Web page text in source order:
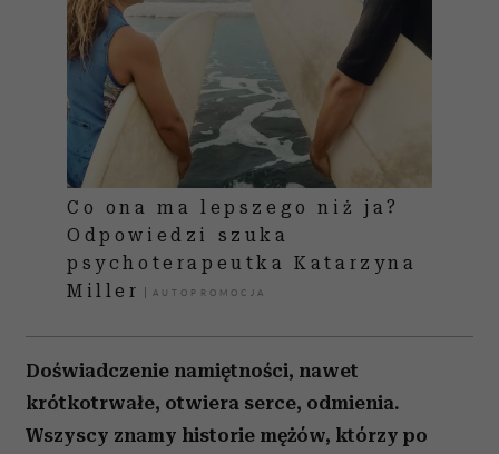
Co ona ma lepszego niż ja?
Odpowiedzi szuka
psychoterapeutka Katarzyna
Miller
Doświadczenie namiętności, nawet
krótkotrwałe, otwiera serce, odmienia.
Wszyscy znamy historie mężów, którzy po